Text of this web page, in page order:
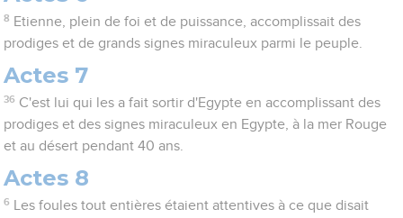
8 Etienne, plein de foi et de puissance, accomplissait des
prodiges et de grands signes miraculeux parmi le peuple.
Actes 7
36 C'est lui qui les a fait sortir d'Egypte en accomplissant des
prodiges et des signes miraculeux en Egypte, à la mer Rouge
et au désert pendant 40 ans.
Actes 8
6
Les foules tout entières étaient attentives à ce que disait